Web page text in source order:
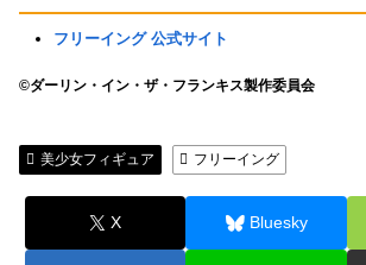
フリーイング 公式サイト
©ダーリン・イン・ザ・フランキス製作委員会
美少女フィギュア フリーイング
X Bluesky